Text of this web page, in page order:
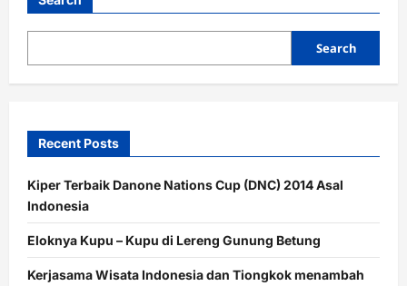
Untuk
Asma
Search
Recent Posts
Kiper Terbaik Danone Nations Cup (DNC) 2014 Asal
Indonesia
Eloknya Kupu – Kupu di Lereng Gunung Betung
Kerjasama Wisata Indonesia dan Tiongkok menambah